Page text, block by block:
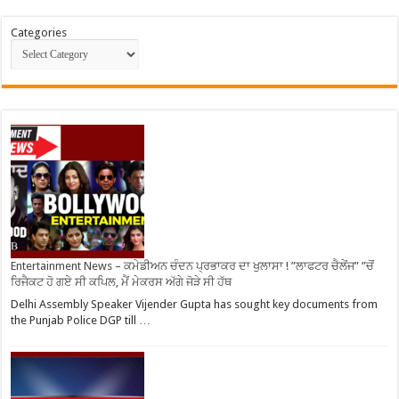
Categories
Entertainment News – ਕਮੇਡੀਅਨ ਚੰਦਨ ਪ੍ਰਭਾਕਰ ਦਾ ਖੁਲਾਸਾ ! ”ਲਾਫਟਰ ਚੈਲੇਂਜ” ”ਚੋਂ
ਰਿਜੈਕਟ ਹੋ ਗਏ ਸੀ ਕਪਿਲ, ਮੈਂ ਮੇਕਰਸ ਅੱਗੇ ਜੋੜੇ ਸੀ ਹੱਥ
Delhi Assembly Speaker Vijender Gupta has sought key documents from
the Punjab Police DGP till …